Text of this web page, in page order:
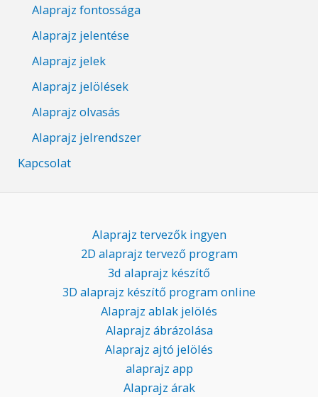
Alaprajz fontossága
Alaprajz jelentése
Alaprajz jelek
Alaprajz jelölések
Alaprajz olvasás
Alaprajz jelrendszer
Kapcsolat
Alaprajz tervezők ingyen
2D alaprajz tervező program
3d alaprajz készítő
3D alaprajz készítő program online
Alaprajz ablak jelölés
Alaprajz ábrázolása
Alaprajz ajtó jelölés
alaprajz app
Alaprajz árak